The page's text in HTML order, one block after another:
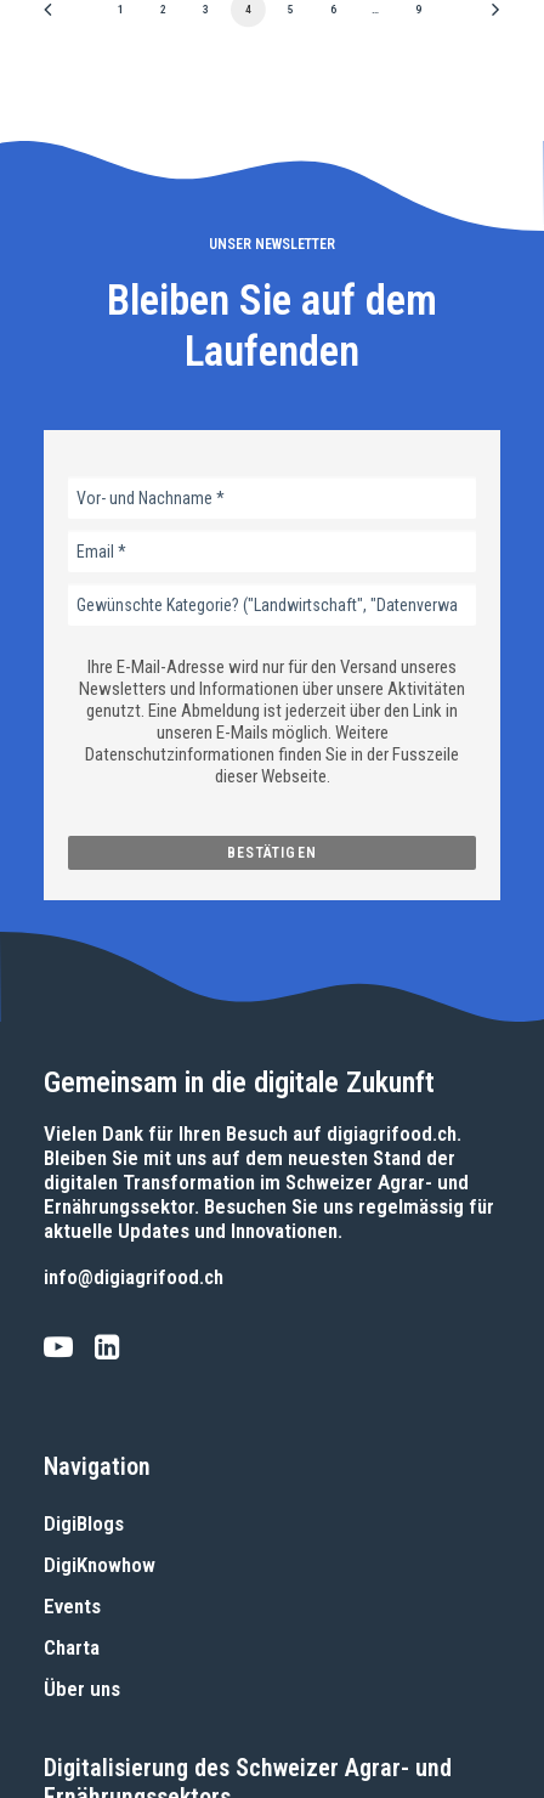
1 2 3 4 5 6 9
UNSER NEWSLETTER
Bleiben Sie auf dem
Laufenden
Ihre E-Mail-Adresse wird nur für den Versand unseres
Newsletters und Informationen über unsere Aktivitäten
genutzt. Eine Abmeldung ist jederzeit über den Link in
unseren E-Mails möglich. Weitere
Datenschutzinformationen finden Sie in der Fusszeile
dieser Webseite.
Gemeinsam in die digitale Zukunft
Vielen Dank für Ihren Besuch auf digiagrifood.ch.
Bleiben Sie mit uns auf dem neuesten Stand der
digitalen Transformation im Schweizer Agrar- und
Ernährungssektor. Besuchen Sie uns regelmässig für
aktuelle Updates und Innovationen.
info@digiagrifood.ch
Navigation
DigiBlogs
DigiKnowhow
Events
Charta
Über uns
Digitalisierung des Schweizer Agrar- und